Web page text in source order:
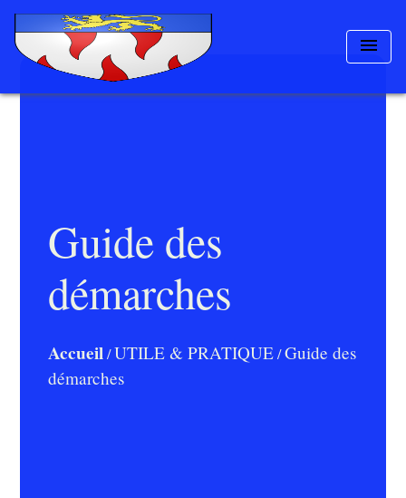
menu
Guide des
démarches
Accueil/UTILE & PRATIQUE/Guide des
démarches